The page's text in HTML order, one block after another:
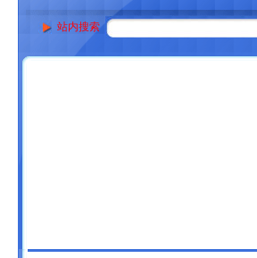
站内搜索